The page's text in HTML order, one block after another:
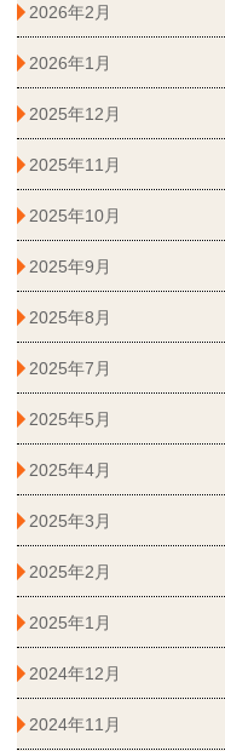
2026年2月
2026年1月
2025年12月
2025年11月
2025年10月
2025年9月
2025年8月
2025年7月
2025年5月
2025年4月
2025年3月
2025年2月
2025年1月
2024年12月
2024年11月